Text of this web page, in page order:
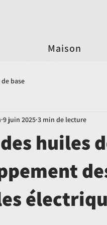
Maison
base
huiles
9 juin 2025 3 min de lecture